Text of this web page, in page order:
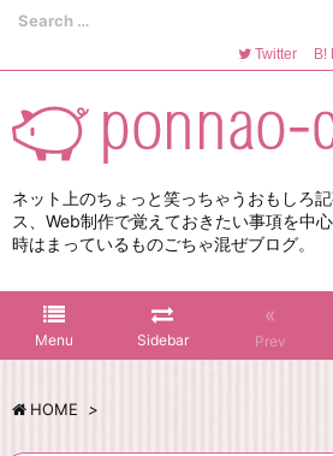
ネット上のちょっと笑っちゃうおもしろ
ス、Web制作で覚えておきたい事項を中
時はまっているものごちゃ混ぜブログ。
Menu Sidebar
«
Prev
Twitter B!
HOME >